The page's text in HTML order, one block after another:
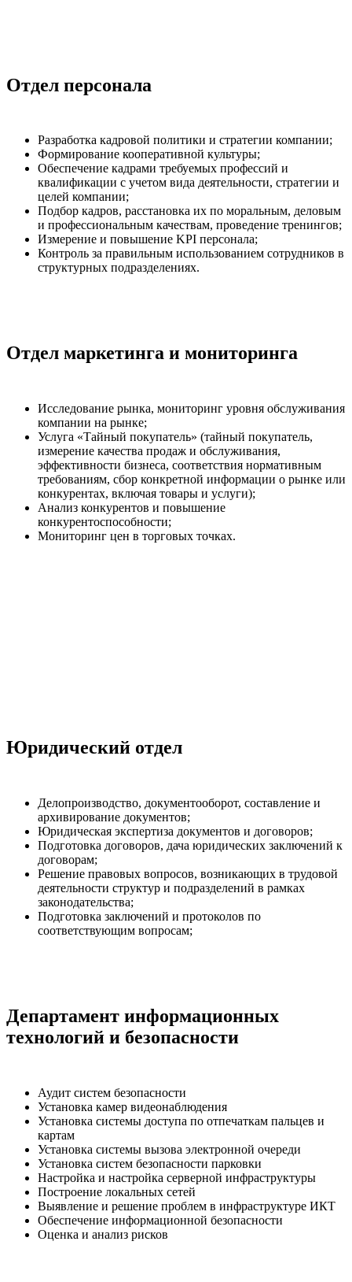
Отдел персонала
Разработка кадровой политики и стратегии компании;
Формирование кооперативной культуры;
Обеспечение кадрами требуемых профессий и
квалификации с учетом вида деятельности, стратегии и
целей компании;
Подбор кадров, расстановка их по моральным, деловым
и профессиональным качествам, проведение тренингов;
Измерение и повышение KPI персонала;
Контроль за правильным использованием сотрудников в
структурных подразделениях.
Отдел маркетинга и мониторинга
Исследование рынка, мониторинг уровня обслуживания
компании на рынке;
Услуга «Тайный покупатель» (тайный покупатель,
измерение качества продаж и обслуживания,
эффективности бизнеса, соответствия нормативным
требованиям, сбор конкретной информации о рынке или
конкурентах, включая товары и услуги);
Анализ конкурентов и повышение
конкурентоспособности;
Мониторинг цен в торговых точках.
Юридический отдел
Делопроизводство, документооборот, составление и
архивирование документов;
Юридическая экспертиза документов и договоров;
Подготовка договоров, дача юридических заключений к
договорам;
Решение правовых вопросов, возникающих в трудовой
деятельности структур и подразделений в рамках
законодательства;
Подготовка заключений и протоколов по
соответствующим вопросам;
Департамент информационных
технологий и безопасности
Аудит систем безопасности
Установка камер видеонаблюдения
Установка системы доступа по отпечаткам пальцев и
картам
Установка системы вызова электронной очереди
Установка систем безопасности парковки
Настройка и настройка серверной инфраструктуры
Построение локальных сетей
Выявление и решение проблем в инфраструктуре ИКТ
Обеспечение информационной безопасности
Оценка и анализ рисков